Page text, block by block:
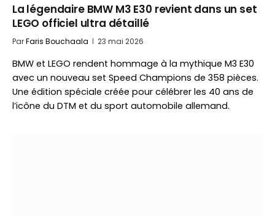
La légendaire BMW M3 E30 revient dans un set
LEGO officiel ultra détaillé
ParFaris Bouchaala 23 mai 2026
BMW et LEGO rendent hommage à la mythique M3 E30
avec un nouveau set Speed Champions de 358 pièces.
Une édition spéciale créée pour célébrer les 40 ans de
l’icône du DTM et du sport automobile allemand.